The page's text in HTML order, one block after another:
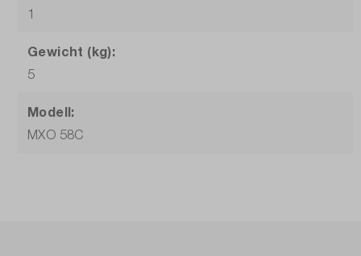
1
Gewicht (kg):
5
Modell:
MXO 58C